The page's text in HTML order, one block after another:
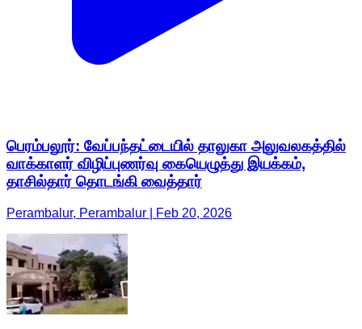
பெரம்பலூர்: வேப்பந்தட்டையில் தாலுகா அலுவலகத்தில்
வாக்காளர் விழிப்புணர்வு கையெழுத்து இயக்கம்,
தாசில்தார் தொடங்கி வைத்தார்
Perambalur, Perambalur | Feb 20, 2026